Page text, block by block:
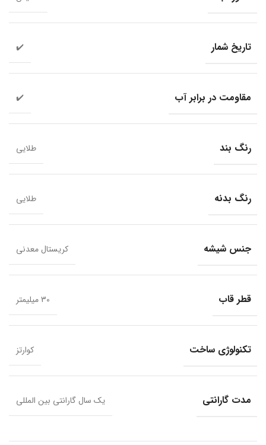
تاریخ شمار ✔️
مقاومت در برابر آب ✔️
رنگ بند طلایی
رنگ بدنه طلایی
جنس شیشه کریستال معدنی
قطر قاب 30 میلیمتر
تکنولوژی ساخت کوارتز
مدت گارانتی یک سال گارانتی بین المللی